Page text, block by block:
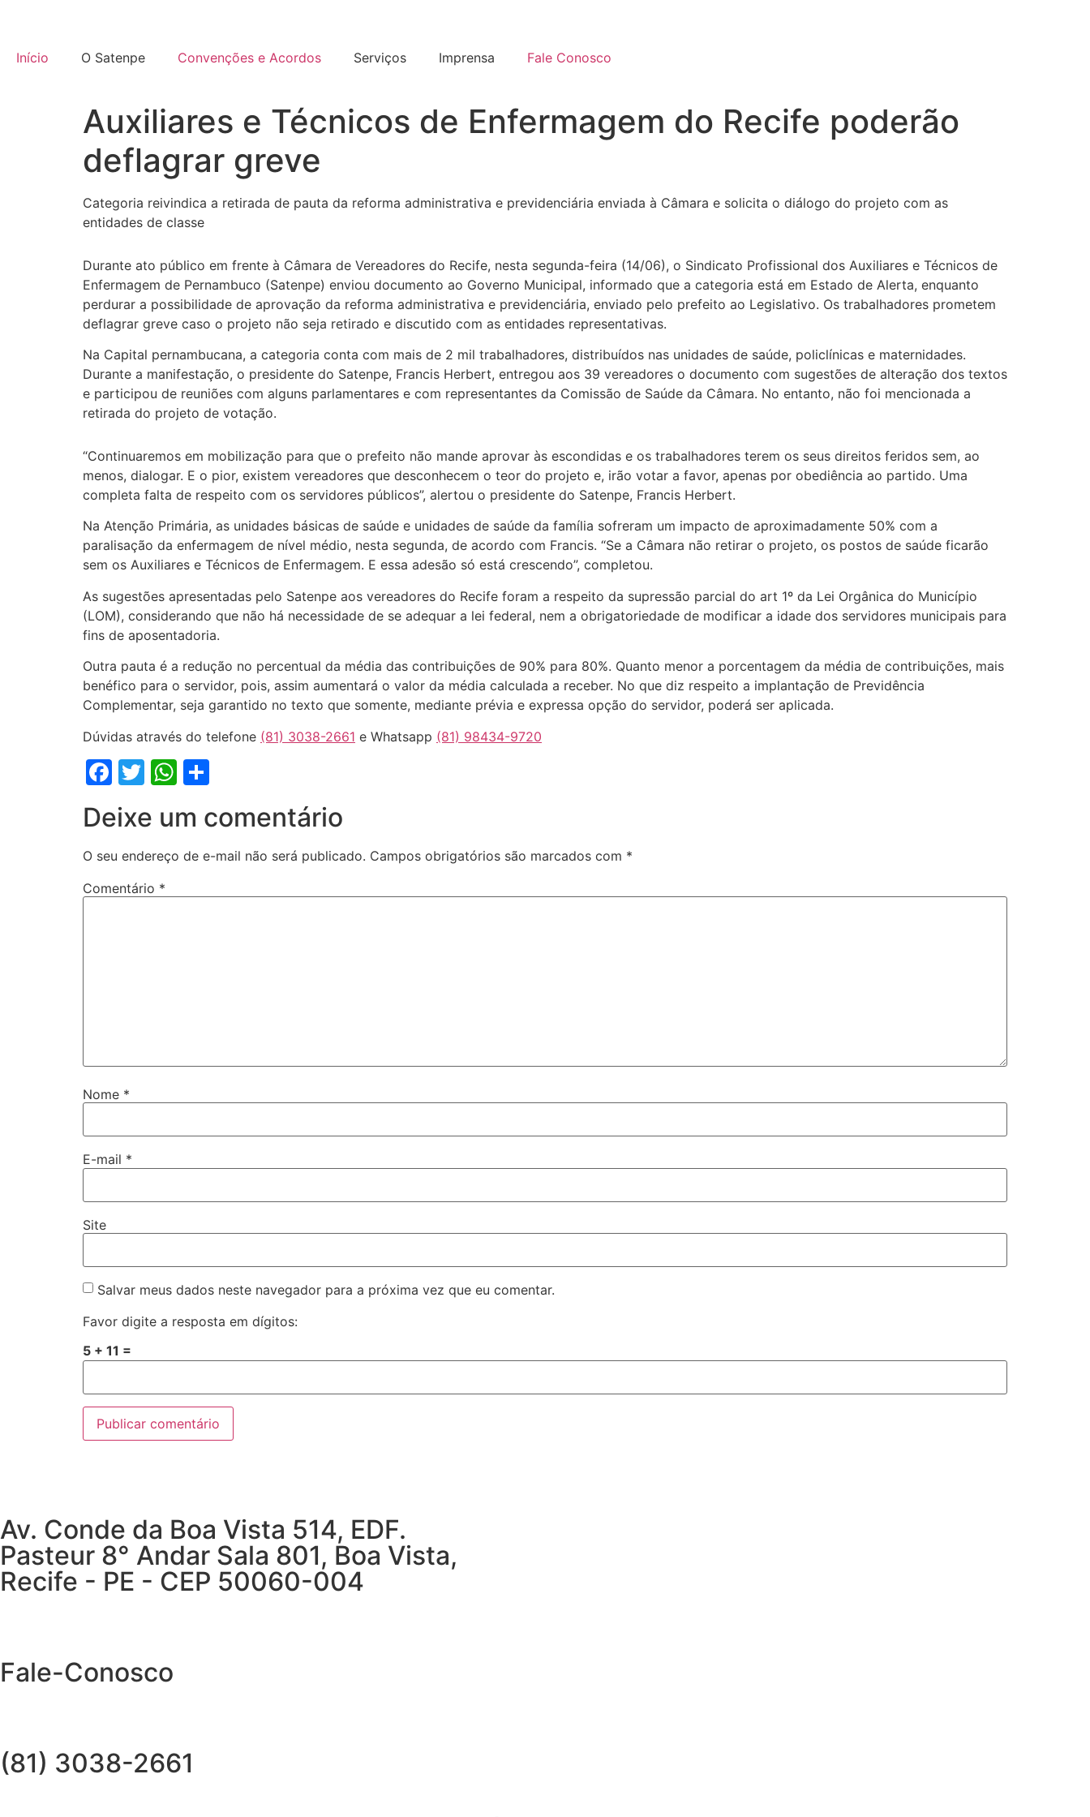
Início O Satenpe Convenções e Acordos Serviços Imprensa Fale Conosco
Auxiliares e Técnicos de Enfermagem do Recife poderão
deflagrar greve
Categoria reivindica a retirada de pauta da reforma administrativa e previdenciária enviada à Câmara e solicita o diálogo do projeto com as
entidades de classe
Durante ato público em frente à Câmara de Vereadores do Recife, nesta segunda-feira (14/06), o Sindicato Profissional dos Auxiliares e Técnicos de
Enfermagem de Pernambuco (Satenpe) enviou documento ao Governo Municipal, informado que a categoria está em Estado de Alerta, enquanto
perdurar a possibilidade de aprovação da reforma administrativa e previdenciária, enviado pelo prefeito ao Legislativo. Os trabalhadores prometem
deflagrar greve caso o projeto não seja retirado e discutido com as entidades representativas.
Na Capital pernambucana, a categoria conta com mais de 2 mil trabalhadores, distribuídos nas unidades de saúde, policlínicas e maternidades.
Durante a manifestação, o presidente do Satenpe, Francis Herbert, entregou aos 39 vereadores o documento com sugestões de alteração dos textos
e participou de reuniões com alguns parlamentares e com representantes da Comissão de Saúde da Câmara. No entanto, não foi mencionada a
retirada do projeto de votação.
“Continuaremos em mobilização para que o prefeito não mande aprovar às escondidas e os trabalhadores terem os seus direitos feridos sem, ao
menos, dialogar. E o pior, existem vereadores que desconhecem o teor do projeto e, irão votar a favor, apenas por obediência ao partido. Uma
completa falta de respeito com os servidores públicos”, alertou o presidente do Satenpe, Francis Herbert.
Na Atenção Primária, as unidades básicas de saúde e unidades de saúde da família sofreram um impacto de aproximadamente 50% com a
paralisação da enfermagem de nível médio, nesta segunda, de acordo com Francis. “Se a Câmara não retirar o projeto, os postos de saúde ficarão
sem os Auxiliares e Técnicos de Enfermagem. E essa adesão só está crescendo”, completou.
As sugestões apresentadas pelo Satenpe aos vereadores do Recife foram a respeito da supressão parcial do art 1º da Lei Orgânica do Município
(LOM), considerando que não há necessidade de se adequar a lei federal, nem a obrigatoriedade de modificar a idade dos servidores municipais para
fins de aposentadoria.
Outra pauta é a redução no percentual da média das contribuições de 90% para 80%. Quanto menor a porcentagem da média de contribuições, mais
benéfico para o servidor, pois, assim aumentará o valor da média calculada a receber. No que diz respeito a implantação de Previdência
Complementar, seja garantido no texto que somente, mediante prévia e expressa opção do servidor, poderá ser aplicada.
Dúvidas através do telefone (81) 3038-2661 e Whatsapp (81) 98434-9720
Facebook
TwitterWhatsApp
Deixe um comentário
O seu endereço de e-mail não será publicado. Campos obrigatórios são marcados com *
Comentário *
Nome *
E-mail *
Site
Salvar meus dados neste navegador para a próxima vez que eu comentar.
Favor digite a resposta em dígitos:
5 + 11 =
Av. Conde da Boa Vista 514, EDF.
Pasteur 8° Andar Sala 801, Boa Vista,
Recife - PE - CEP 50060-004
Fale-Conosco
(81) 3038-2661